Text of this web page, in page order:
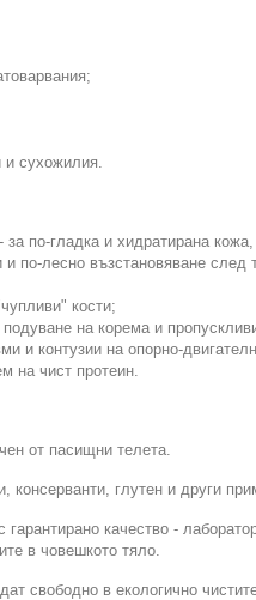
и сухожилия.
по-гладка и хидратирана
по-лесно възстановяване след
кости;
на корема и
и контузии на опорно-
на чист протеин.
от пасищни телета.
консерванти, глутен и други
качество -
в човешкото тяло.
свободно в екологично